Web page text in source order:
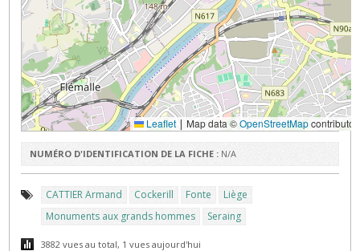
Leaflet | Map data ©OpenStreetMap
NUMÉRO D'IDENTIFICATION DE LA FICHE : N/A
CATTIER Armand Cockerill Fonte
Liège
Monuments aux grands hommes
Seraing
3882 vues au total, 1 vues aujourd'hui